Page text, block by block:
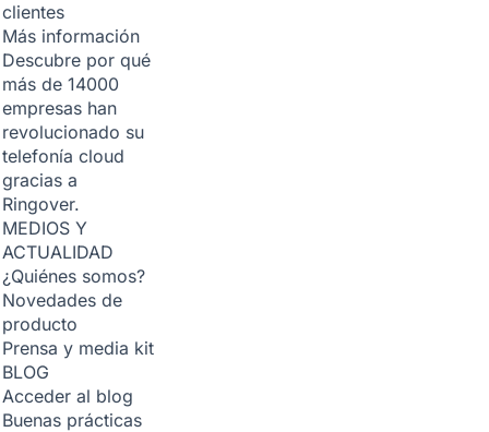
clientes
Más información
Descubre por qué
más de 14000
empresas han
revolucionado su
telefonía cloud
gracias a
Ringover.
MEDIOS Y
ACTUALIDAD
¿Quiénes somos?
Novedades de
producto
Prensa y media kit
BLOG
Acceder al blog
Buenas prácticas